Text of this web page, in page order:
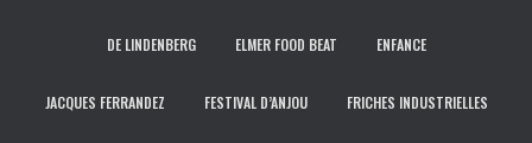
DE LINDENBERG ELMER FOOD BEAT ENFANCE
JACQUES FERRANDEZ FESTIVAL D’ANJOU FRICHES INDUSTRIELLES